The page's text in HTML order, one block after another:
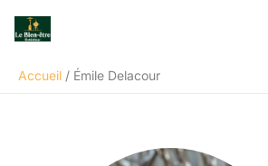
Accueil
Émile Delacour